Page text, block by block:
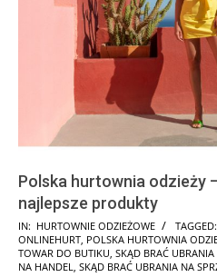
Polska hurtownia odzieży
najlepsze produkty
2026-
01-
27
IN: HURTOWNIE ODZIEŻOWE TAGGED:
ONLINEHURT POLSKA HURTOWNIA
TOWAR DO BUTIKU SKĄD BRAĆ
NA HANDEL
SKĄD BRAĆ UBRANIA NA